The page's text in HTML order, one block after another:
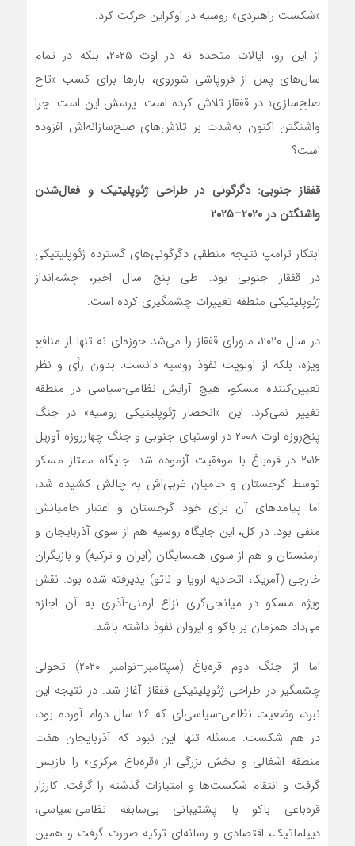
«شکست راهبردی» روسیه در اوکراین حرکت کرد.
از این رو، ایالات متحده نه در اوت ۲۰۲۵، بلکه در تمام
سال‌های پس از فروپاشی شوروی، بارها برای کسب «تاج
صلح‌سازی» در قفقاز تلاش کرده است. پرسش این است: چرا
واشنگتن اکنون به‌شدت بر تلاش‌های صلح‌سازانه‌اش افزوده
است؟
قفقاز جنوبی: دگرگونی در طراحی ژئوپلیتیک و فعال‌شدن
واشنگتن در ۲۰۲۰–۲۰۲۵
ابتکار ترامپ نتیجه منطقی دگرگونی‌های گسترده ژئوپلیتیکی
در قفقاز جنوبی بود. طی پنج سال اخیر، چشم‌انداز
ژئوپلیتیکی منطقه تغییرات چشمگیری کرده است.
در سال ۲۰۲۰، ماورای قفقاز را می‌شد حوزه‌ای نه تنها از منافع
ویژه، بلکه از اولویت نفوذ روسیه دانست. بدون رأی و نظر
تعیین‌کننده مسکو، هیچ آرایش نظامی-سیاسی در منطقه
تغییر نمی‌کرد. این «انحصار ژئوپلیتیکی روسیه» در جنگ
پنج‌روزه اوت ۲۰۰۸ در اوستیای جنوبی و جنگ چهارروزه آوریل
۲۰۱۶ در قره‌باغ با موفقیت آزموده شد. جایگاه ممتاز مسکو
توسط گرجستان و حامیان غربی‌اش به چالش کشیده شد،
اما پیامدهای آن برای خود گرجستان و اعتبار حامیانش
منفی بود. در کل، این جایگاه روسیه هم از سوی آذربایجان و
ارمنستان و هم از سوی همسایگان (ایران و ترکیه) و بازیگران
خارجی (آمریکا، اتحادیه اروپا و ناتو) پذیرفته شده بود. نقش
ویژه مسکو در میانجی‌گری نزاع ارمنی-آذری به آن اجازه
می‌داد همزمان بر باکو و ایروان نفوذ داشته باشد.
اما از جنگ دوم قره‌باغ (سپتامبر–نوامبر ۲۰۲۰) تحولی
چشمگیر در طراحی ژئوپلیتیکی قفقاز آغاز شد. در نتیجه این
نبرد، وضعیت نظامی-سیاسی‌ای که ۲۶ سال دوام آورده بود،
در هم شکست. مسئله تنها این نبود که آذربایجان هفت
منطقه اشغالی و بخش بزرگی از «قره‌باغ مرکزی» را بازپس
گرفت و انتقام شکست‌ها و امتیازات گذشته را گرفت. کارزار
قره‌باغی باکو با پشتیبانی بی‌سابقه نظامی-سیاسی،
دیپلماتیک، اقتصادی و رسانه‌ای ترکیه صورت گرفت و همین